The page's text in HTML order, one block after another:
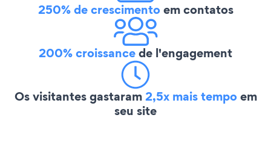
250% de crescimentoem contatos
200% croissancede l'engagement
Os visitantes gastaram2,5x mais tempoem
seu site